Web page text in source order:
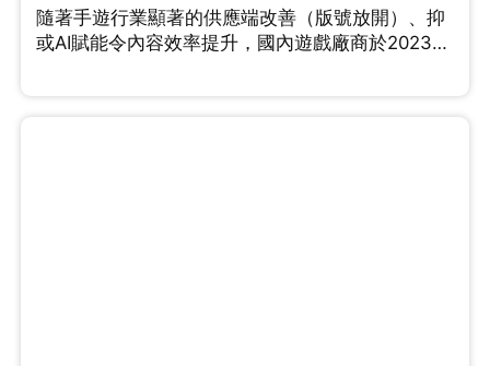
隨著手遊行業顯著的供應端改善（版號放開）、抑
或AI賦能令內容效率提升，國內遊戲廠商於2023年